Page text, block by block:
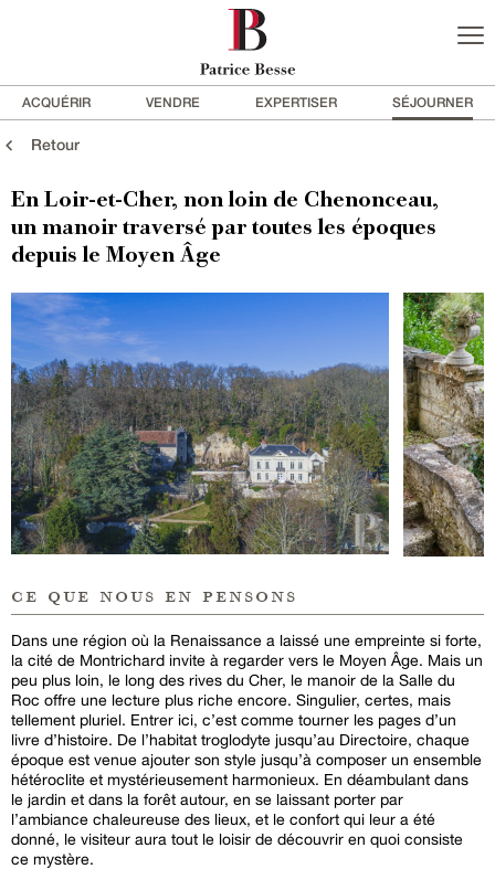
ACQUÉRIR VENDRE EXPERTISER SÉJOURNER
Retour
En Loir-et-Cher, non loin de Chenonceau,
un manoir traversé par toutes les époques
depuis le Moyen Âge
ce que nous en pensons
Dans une région où la Renaissance a laissé une empreinte si forte,
la cité de Montrichard invite à regarder vers le Moyen Âge. Mais un
peu plus loin, le long des rives du Cher, le manoir de la Salle du
Roc offre une lecture plus riche encore. Singulier, certes, mais
tellement pluriel. Entrer ici, c’est comme tourner les pages d’un
livre d’histoire. De l’habitat troglodyte jusqu’au Directoire, chaque
époque est venue ajouter son style jusqu’à composer un ensemble
hétéroclite et mystérieusement harmonieux. En déambulant dans
le jardin et dans la forêt autour, en se laissant porter par
l’ambiance chaleureuse des lieux, et le confort qui leur a été
donné, le visiteur aura tout le loisir de découvrir en quoi consiste
ce mystère.